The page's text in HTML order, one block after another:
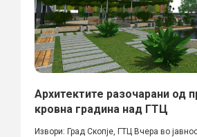
Архитектите разочарани од
кровна градина над ГТЦ
Извори: Град Скопје, ГТЦ Вчера во